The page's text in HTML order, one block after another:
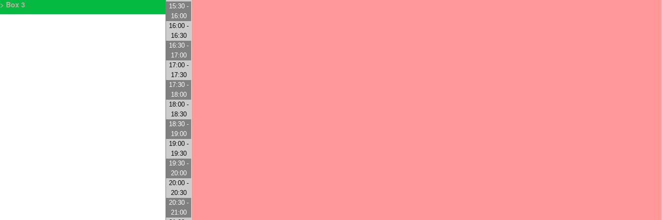
> Box 3
15:30 -
16:00
16:00 -
16:30
16:30 -
17:00
17:00 -
17:30
17:30 -
18:00
18:00 -
18:30
18:30 -
19:00
19:00 -
19:30
19:30 -
20:00
20:00 -
20:30
20:30 -
21:00